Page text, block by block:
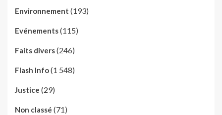
Environnement (193)
Evénements(115)
Faits divers(246)
Flash Info(1 548)
Justice (29)
Non classé (71)